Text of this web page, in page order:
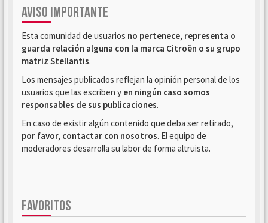
AVISO IMPORTANTE
Esta comunidad de usuarios no pertenece, representa o
guarda relación alguna con la marca Citroën o su grupo
matriz Stellantis.
Los mensajes publicados reflejan la opinión personal de los
usuarios que las escriben y en ningún caso somos
responsables de sus publicaciones.
En caso de existir algún contenido que deba ser retirado,
por favor, contactar con nosotros. El equipo de
moderadores desarrolla su labor de forma altruista.
FAVORITOS